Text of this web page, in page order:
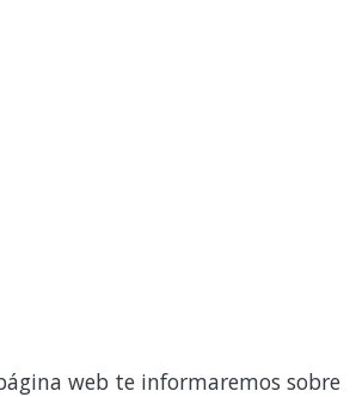
web te informaremos sobre